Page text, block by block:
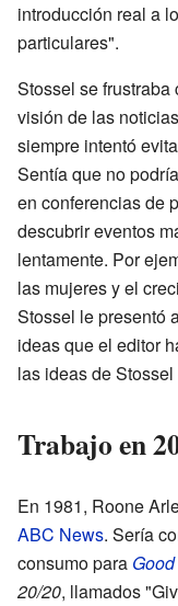
introducción real a
particulares".
Stossel se
visión de las
siempre intentó
Sentía que no
en conferencias de
descubrir eventos
lentamente. Por
las mujeres y el
Stossel le presentó
ideas que el editor
las ideas de
Trabajo en
En 1981, Roone
ABC News. Sería
consumo para
20/20, llamados